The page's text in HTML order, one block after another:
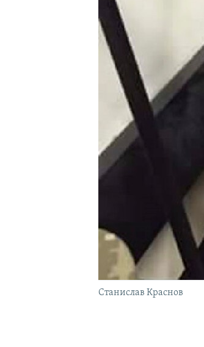
КРЫМ.НЕПОКОРЕННЫЙ
УКРАИНСКАЯ ПРОБЛЕМА КРЫМА
Станислав Краснов